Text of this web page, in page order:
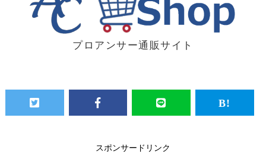
プロアンサー通販サイト
スポンサードリンク